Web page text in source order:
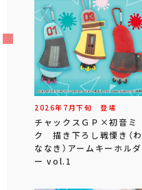
2026年 7 月下旬 登場
チャックスＧＰ×初音ミ
ク 描き下ろし戦慄き（わ
ななき）アームキーホルダ
ー vol.1